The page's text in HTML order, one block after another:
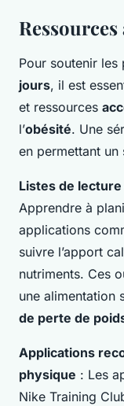
Pour soutenir les
jours, il est
et ressources
l’obésité. Une
en permettant
Listes de
Apprendre à
applications
suivre l’apport
nutriments. Ces
une alimentation
de perte de
Applications
physique : Les
Nike Training